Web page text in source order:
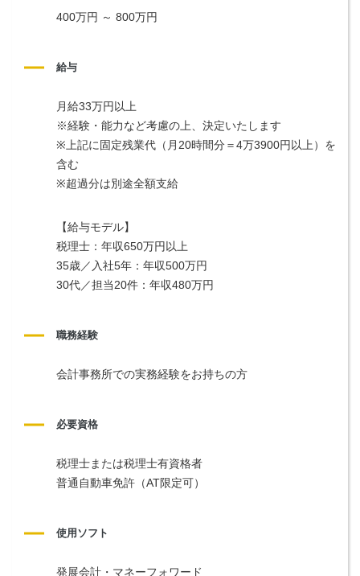
400万円 ～ 800万円
給与
月給33万円以上
※経験・能力など考慮の上、決定いたします
※上記に固定残業代（月20時間分＝4万3900円以上）を
含む
※超過分は別途全額支給
【給与モデル】
税理士：年収650万円以上
35歳／入社5年：年収500万円
30代／担当20件：年収480万円
職務経験
会計事務所での実務経験をお持ちの方
必要資格
税理士または税理士有資格者
普通自動車免許（AT限定可）
使用ソフト
発展会計・マネーフォワード